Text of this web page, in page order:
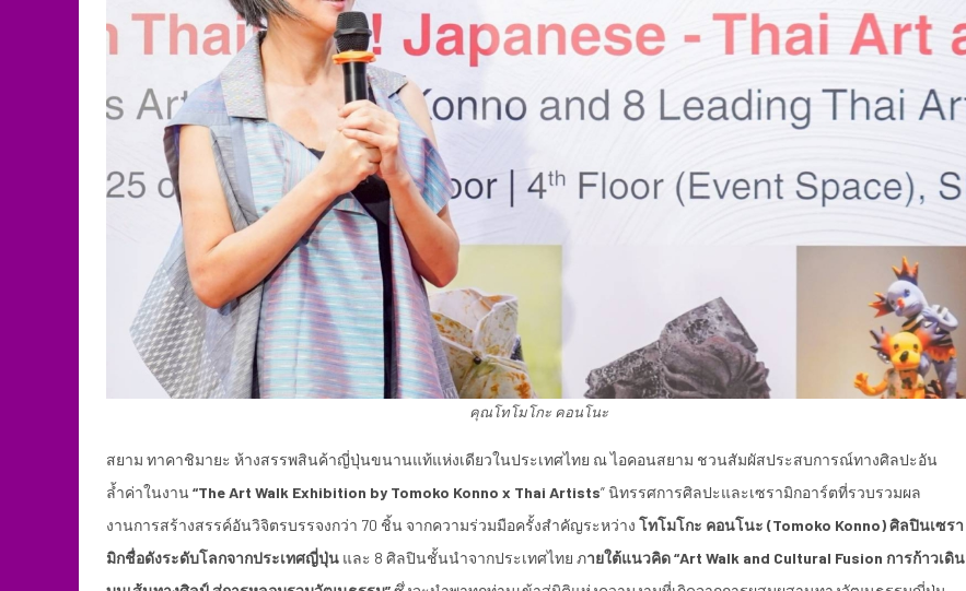
คุณโทโมโกะ คอนโนะ
สยาม ทาคาชิมายะ ห้างสรรพสินค้าญี่ปุ่นขนานแท้แห่งเดียวในประเทศไทย ณ ไอคอนสยาม ชวนสัมผัสประสบการณ์ทางศิลปะอัน
ล้ำค่าในงาน“The Art Walk Exhibition by Tomoko Konno x Thai Artists” นิทรรศการศิลปะและเซรามิกอาร์ตที่รวบรวมผล
งานการสร้างสรรค์อันวิจิตรบรรจงกว่า 70 ชิ้น จากความร่วมมือครั้งสำคัญระหว่าง โทโมโกะ คอนโนะ (Tomoko Konno) ศิลปินเซรา
มิกชื่อดังระดับโลกจากประเทศญี่ปุ่น และ 8 ศิลปินชั้นนำจากประเทศไทย ภายใต้แนวคิด “Art Walk and Cultural Fusion การก้าวเดิน